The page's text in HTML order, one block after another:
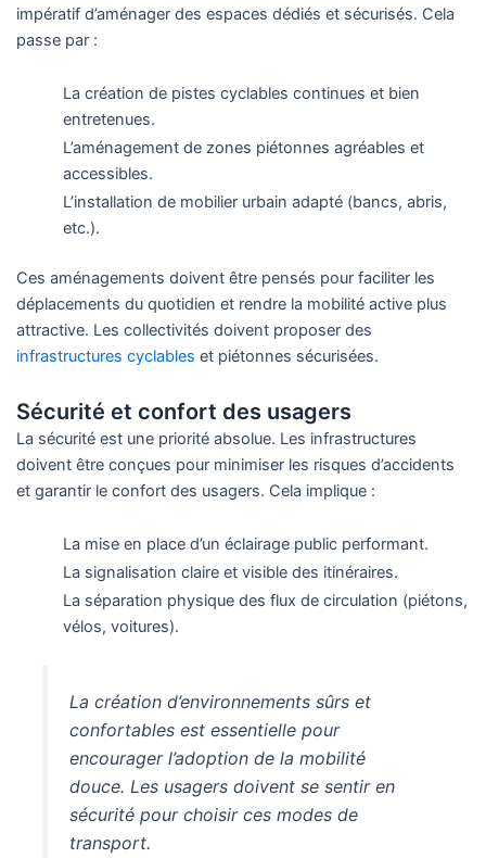
impératif d’aménager des espaces dédiés et sécurisés. Cela
passe par :
La création de pistes cyclables continues et bien
entretenues.
L’aménagement de zones piétonnes agréables et
accessibles.
L’installation de mobilier urbain adapté (bancs, abris,
etc.).
Ces aménagements doivent être pensés pour faciliter les
déplacements du quotidien et rendre la mobilité active plus
attractive. Les collectivités doivent proposer des
infrastructures cyclables et piétonnes sécurisées.
Sécurité et confort des usagers
La sécurité est une priorité absolue. Les infrastructures
doivent être conçues pour minimiser les risques d’accidents
et garantir le confort des usagers. Cela implique :
La mise en place d’un éclairage public performant.
La signalisation claire et visible des itinéraires.
La séparation physique des flux de circulation (piétons,
vélos, voitures).
La création d’environnements sûrs et
confortables est essentielle pour
encourager l’adoption de la mobilité
douce. Les usagers doivent se sentir en
sécurité pour choisir ces modes de
transport.